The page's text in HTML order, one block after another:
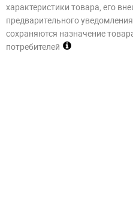
характеристики товара, его
предварительного
сохраняются назначение
потребителей